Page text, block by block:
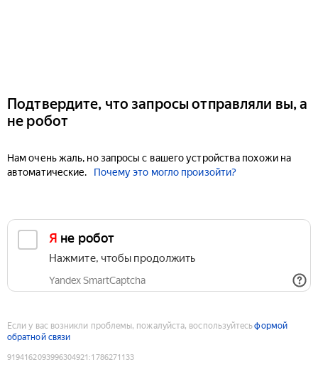
Подтвердите, что запросы отправляли вы, а
не робот
Нам очень жаль, но запросы с вашего устройства похожи на
автоматические.
Почему это могло произойти?
Я не робот
Нажмите, чтобы продолжить
Yandex SmartCaptcha
Если у вас возникли проблемы, пожалуйста, воспользуйтесьформой
обратной связи
9194162093996304921 :1786271133